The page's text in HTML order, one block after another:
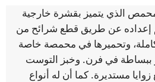
الذي يتميز بقشرة خارجية
عن طريق قطع شرائح من
وتحميرها في محمصة خاصة
في فرن. وخبز التوست
مستديرة. كما أن له أنواع